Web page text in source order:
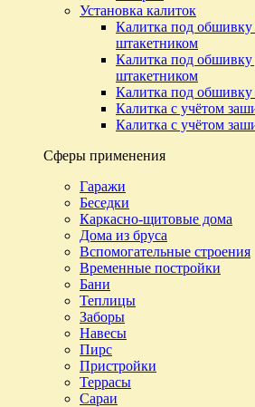
Установка калиток
Калитка под обшивку
штакетником
Калитка под
штакетником
Калитка под
Калитка с учётом
Калитка с учётом
Сферы применения
Гаражи
Беседки
Каркасно-щитовые дома
Дома из бруса
Вспомогательные строения
Временные постройки
Бани
Теплицы
Заборы
Навесы
Пирс
Пристройки
Террасы
Сараи